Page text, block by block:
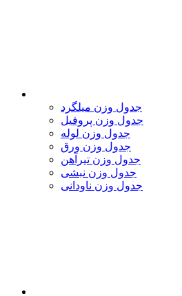
جدول وزن میلگرد
جدول وزن پروفیل
جدول وزن لوله
جدول وزن ورق
جدول وزن تیرآهن
جدول وزن نبشی
جدول وزن ناودانی